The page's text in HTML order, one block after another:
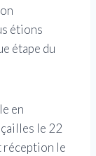
étions
étape du
en
le 22
réception le